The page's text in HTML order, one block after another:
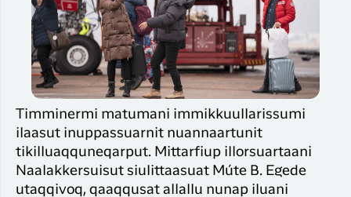
Timminermi matumani immikkuullarissumi
ilaasut inuppassuarnit nuannaartunit
tikilluaqquneqarput. Mittarfiup illorsuartaani
Naalakkersuisut siulittaasuat Múte B. Egede
utaqqivoq, qaaqqusat allallu nunap iluani